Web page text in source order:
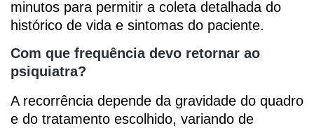
minutos para permitir a coleta detalhada do
histórico de vida e sintomas do paciente.
Com que frequência devo retornar ao
psiquiatra?
A recorrência depende da gravidade do quadro
e do tratamento escolhido, variando de